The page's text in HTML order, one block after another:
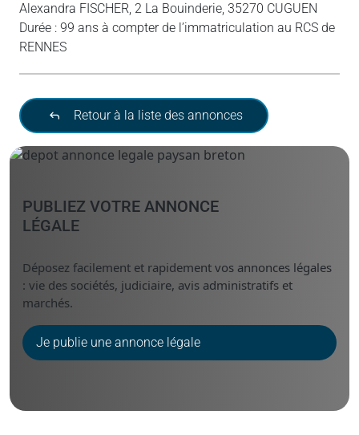
Alexandra FISCHER, 2 La Bouinderie, 35270 CUGUEN
Durée : 99 ans à compter de l’immatriculation au RCS de
RENNES
Retour à la liste des annonces
PUBLIEZ VOTRE ANNONCE
LÉGALE
Déposez facilement et rapidement vos annonces légales
: vie des sociétés, judiciaire, avis administratifs et
marchés.
Je publie une annonce légale